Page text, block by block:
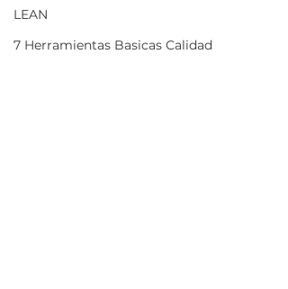
LEAN
7 Herramientas Basicas Calidad